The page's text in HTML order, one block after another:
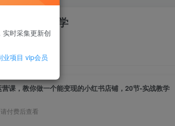
节-实战教学
营课，教你做一个能变现的小红书店铺，20节-实战教学
付费后查看
时采集更新创
业项目 vip会员